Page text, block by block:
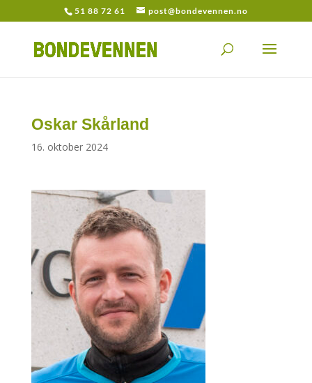
51 88 72 61 post@bondevennen.no
Oskar Skårland
16. oktober 2024